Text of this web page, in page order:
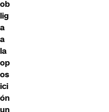
ob
lig
a
a
la
op
os
ici
ón